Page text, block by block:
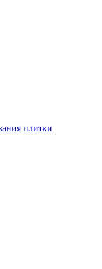
плитки